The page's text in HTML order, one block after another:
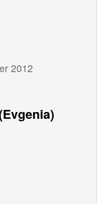
2012